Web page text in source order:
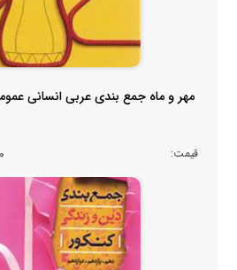
مهر و ماه جمع بندی عربی انسانی
قیمت: